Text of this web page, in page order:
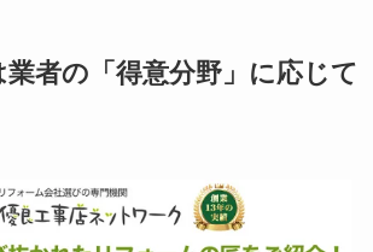
業者の「得意分野」に応じて